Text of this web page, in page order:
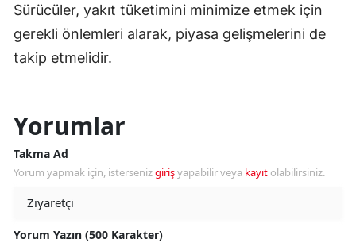
Sürücüler, yakıt tüketimini minimize etmek için
gerekli önlemleri alarak, piyasa gelişmelerini de
takip etmelidir.
Yorumlar
Takma Ad
Yorum yapmak için, istersenizgirişyapabilir veya kayıt olabilirsiniz.
Yorum Yazın (500 Karakter)